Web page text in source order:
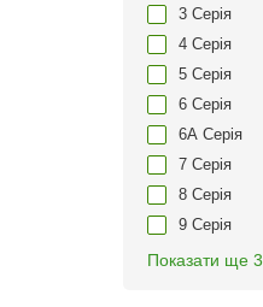
3 Серія
4 Серія
5 Серія
6 Серія
6A Серія
7 Серія
8 Серія
9 Серія
Показати ще 3